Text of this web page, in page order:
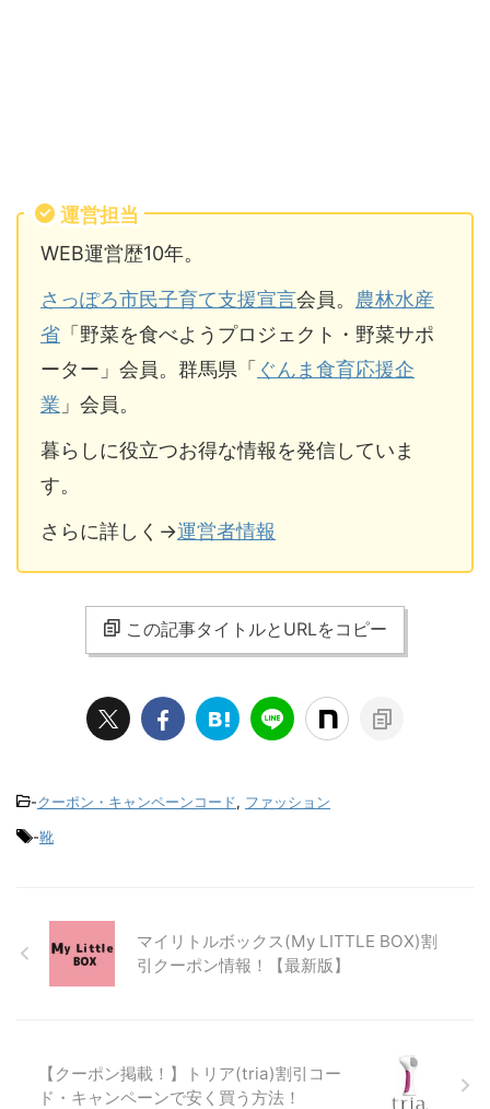
運営担当
WEB運営歴10年。
さっぽろ市民子育て支援宣言会員。 農林水産
省 「野菜を食べようプロジェクト・野菜サポ
ーター」会員。群馬県「 ぐんま食育応援企
業 」会員。
暮らしに役立つお得な情報を発信していま
す。
さらに詳しく→運営者情報
この記事タイトルとURLをコピー
-クーポン・キャンペーンコード, ファッション
-靴
マイリトルボックス(My LITTLE BOX)割
引クーポン情報！【最新版】
【クーポン掲載！】トリア(tria)割引コー
ド・キャンペーンで安く買う方法！